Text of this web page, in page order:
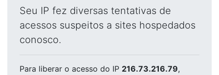
Seu IP fez diversas tentativas de
acessos suspeitos a sites hospedados
conosco.
Para liberar o acesso do IP 216.73.216.79,